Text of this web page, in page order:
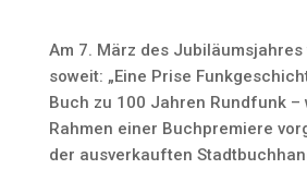
Am 7. März des Jubiläumsjahres
soweit: „Eine Prise
Buch zu 100 Jahren Rundfunk –
Rahmen einer Buchpremiere
der ausverkauften